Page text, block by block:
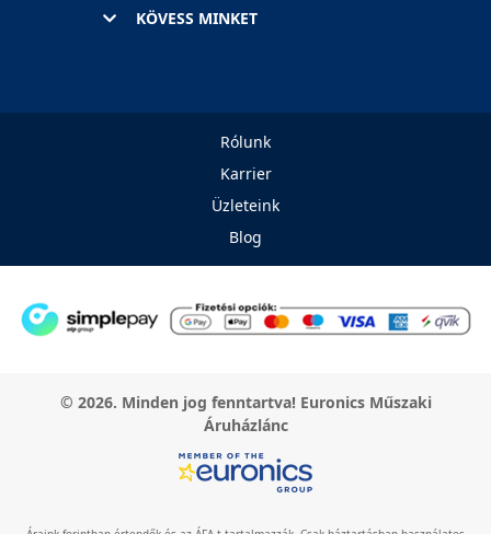
KÖVESS MINKET
Rólunk
Karrier
Üzleteink
Blog
© 2026. Minden jog fenntartva! Euronics Műszaki
Áruházlánc